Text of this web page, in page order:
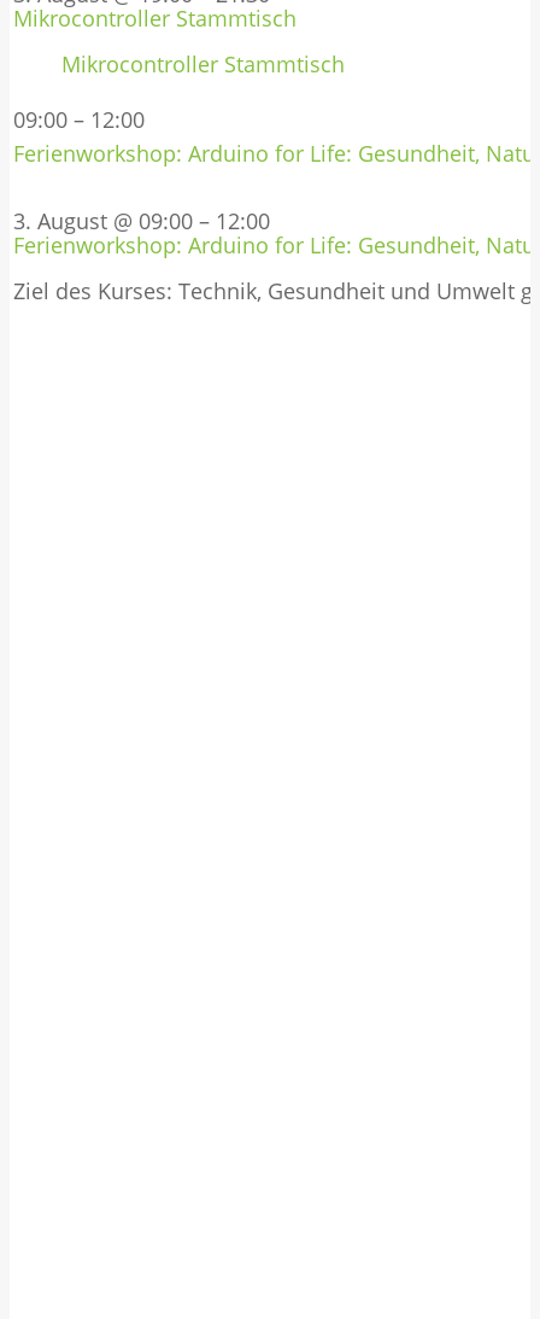
Mikrocontroller Stammtisch
Mikrocontroller Stammtisch
09:00 – 12:00
Ferienworkshop: Arduino for Life: Gesundheit,
3. August @ 09:00 – 12:00
Ferienworkshop: Arduino for Life: Gesundheit,
Ziel des Kurses: Technik, Gesundheit und Umwelt